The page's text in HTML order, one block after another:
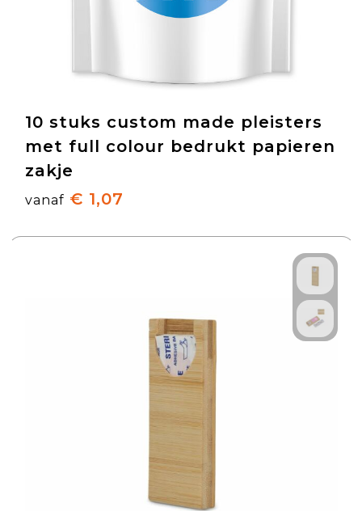
10 stuks custom made pleisters
met full colour bedrukt papieren
zakje
vanaf € 1,07